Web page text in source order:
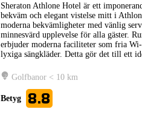
Sheraton Athlone Hotel är ett
bekväm och elegant vistelse mitt i
moderna bekvämligheter med vänlig
minnesvärd upplevelse för alla gäster.
erbjuder moderna faciliteter som fria
lyxiga sängkläder. Detta gör det till ett
Golfbanor < 10 km
Betyg 8.8